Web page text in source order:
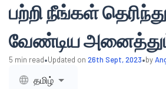
பற்றி நீங்கள்
வேண்டிய
5 min read•Updated on 26th Sept, 2023•by
தமிழ்